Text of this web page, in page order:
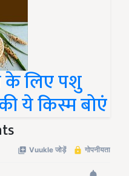
के लिए पशु
ये किस्म बोएं